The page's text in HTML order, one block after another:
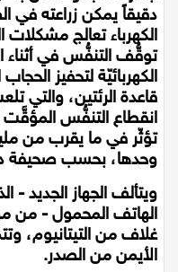
اخبار عالمية
رياضة
رياضة محلية
رياضة عالمية
تقارير خاصة
اقتصاد
ابتكرت مجموعة من
دقيقاً يمكن زراعته في
الكهرباء تعالج مشكلات
توقُّف التنفُّس في أثناء
الكهربائيّة لتحفيز
قاعدة الرئتين، والتي
انقطاع التنفُّس المؤقَّت
تؤثّر في ما يقرب من
وحدها، بحسب صحيفة
ويتألف الجهاز الجديد
الهاتف المحمول - من
غلاف من التيتانيوم،